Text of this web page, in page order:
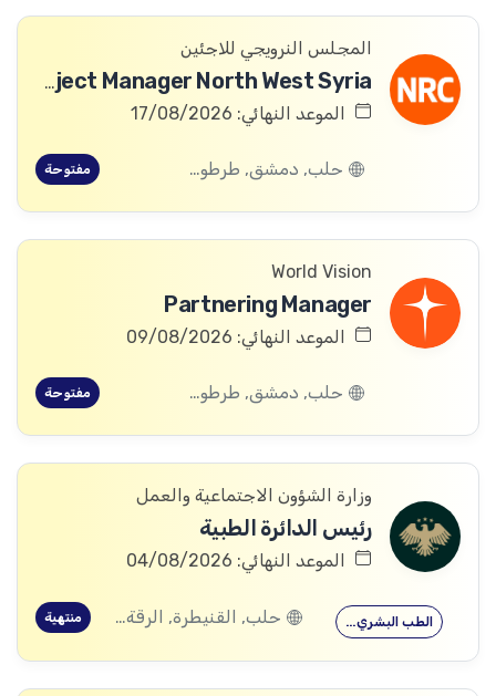
المجلس النرويجي للاجئين
ICLA Project Manager North West Syria
الموعد النهائي: 17/08/2026
حلب, دمشق, طرطوس, ريف دمشق, ديرالزور, درعا, السويداء, إدلب, القنيطرة, اللاذقية, الرقة, حمص, الحسكة, حماة مفتوحة
World Vision
Partnering Manager
الموعد النهائي: 09/08/2026
حلب, دمشق, طرطوس, ريف دمشق, ديرالزور, درعا, السويداء, إدلب, القنيطرة, اللاذقية, الرقة, حمص, الحسكة, حماة مفتوحة
وزارة الشؤون الاجتماعية والعمل
رئيس الدائرة الطبية
الموعد النهائي: 04/08/2026
الطب البشري… حلب, القنيطرة, الرقة, ادلب منتهية